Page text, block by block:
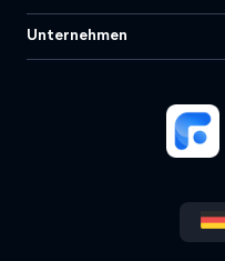
Unternehmen